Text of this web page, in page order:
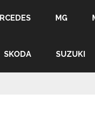
MG
SKODA SUZUKI